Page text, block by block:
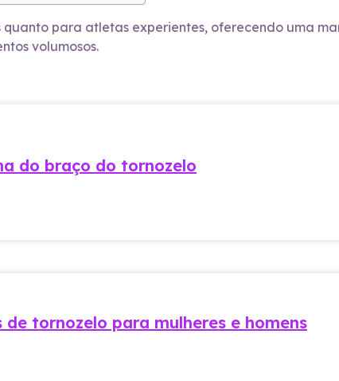
quanto para atletas experientes, oferecendo uma
volumosos.
do braço do tornozelo
de tornozelo para mulheres e homens